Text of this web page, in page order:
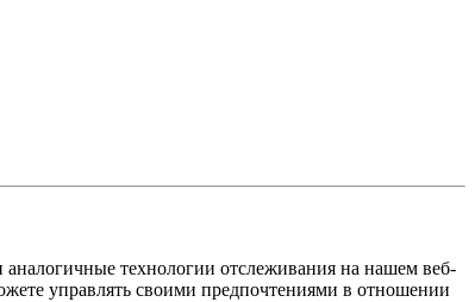
технологии отслеживания на нашем веб-
управлять своими предпочтениями в отношении